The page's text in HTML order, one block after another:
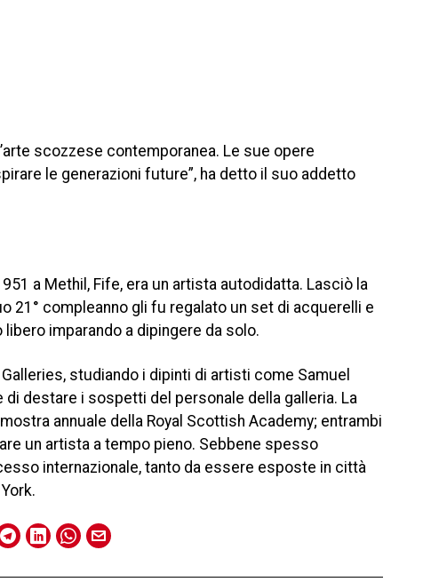
scozzese contemporanea. Le sue opere
le generazioni future”, ha detto il suo addetto
a Methil, Fife, era un artista autodidatta. Lasciò la
21° compleanno gli fu regalato un set di acquerelli e
imparando a dipingere da solo.
studiando i dipinti di artisti come Samuel
destare i sospetti del personale della galleria. La
annuale della Royal Scottish Academy; entrambi
un artista a tempo pieno. Sebbene spesso
internazionale, tanto da essere esposte in città